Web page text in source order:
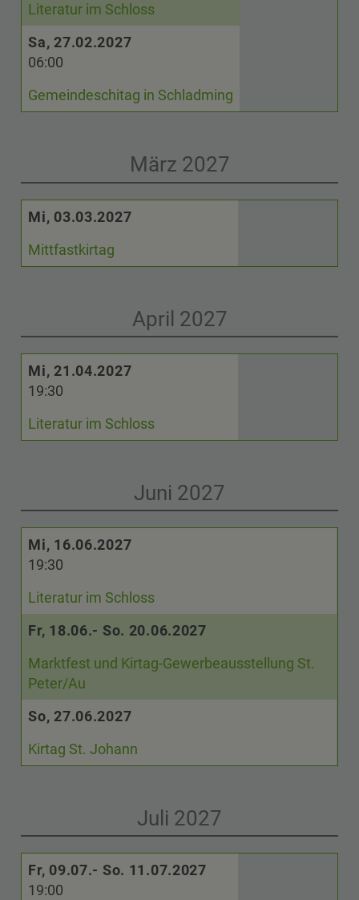
Literatur im Schloss
Sa, 27.02.2027
06:00
Gemeindeschitag in Schladming
März 2027
Mi, 03.03.2027
Mittfastkirtag
April 2027
Mi, 21.04.2027
19:30
Literatur im Schloss
Juni 2027
Mi, 16.06.2027
19:30
Literatur im Schloss
Fr, 18.06.- So. 20.06.2027
Marktfest und Kirtag-Gewerbeausstellung St.
Peter/Au
So, 27.06.2027
Kirtag St. Johann
Juli 2027
Fr, 09.07.- So. 11.07.2027
19:00